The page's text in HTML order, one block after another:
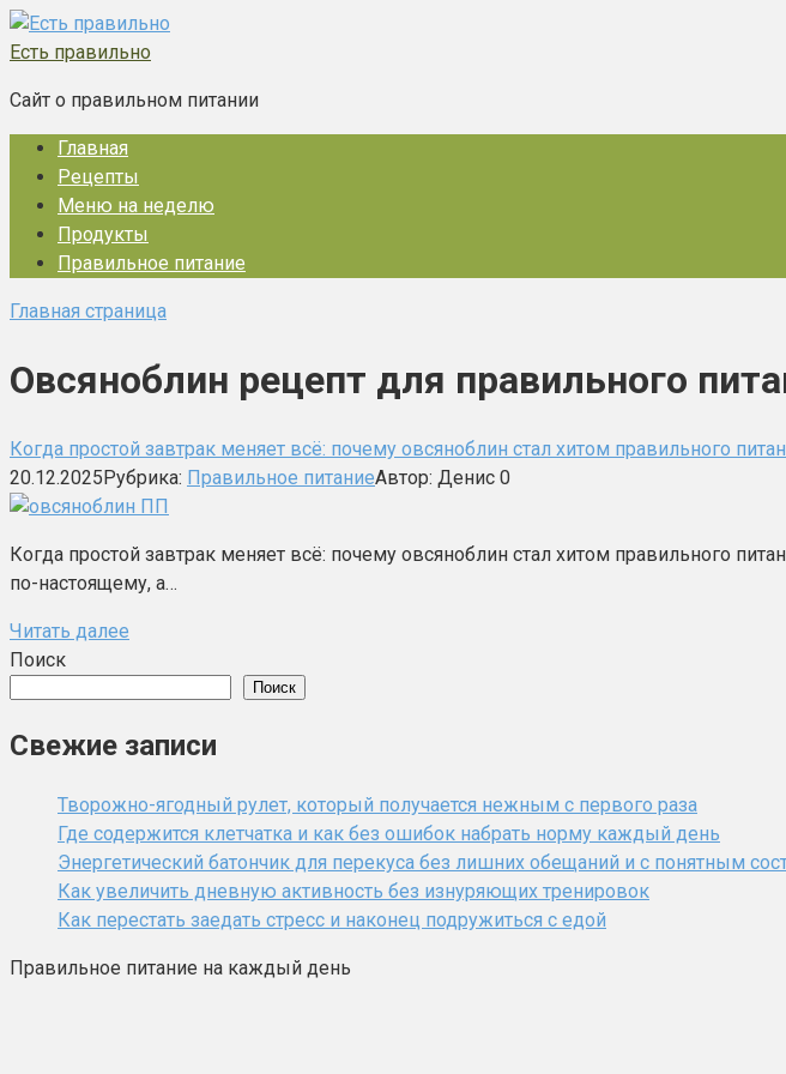
Перейти
к
Есть правильно
Сайт о правильном питании
Главная
Рецепты
Меню на неделю
Продукты
Правильное питание
Главная страница
Овсяноблин рецепт для правильного
Когда простой завтрак меняет всё: почему овсяноблин стал хитом правильного
20.12.2025Рубрика: Правильное питаниеАвтор: Денис 0
Когда простой завтрак меняет всё: почему овсяноблин стал хитом правильного
по-настоящему, а…
Читать далее
Поиск
Поиск
Свежие записи
Творожно-ягодный рулет, который получается нежным с первого раза
Где содержится клетчатка и как без ошибок набрать норму каждый день
Энергетический батончик для перекуса без лишних обещаний и с понятным
Как увеличить дневную активность без изнуряющих тренировок
Как перестать заедать стресс и наконец подружиться с едой
Правильное питание на каждый день